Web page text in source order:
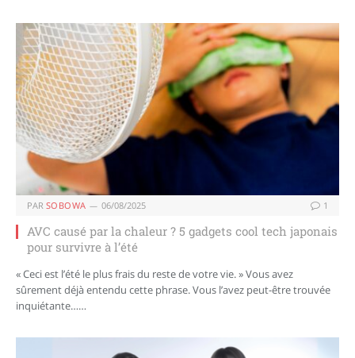
PAR SOBOWA 06/08/2025 1
AVC causé par la chaleur ? 5 gadgets cool tech japonais
pour survivre à l’été
« Ceci est l’été le plus frais du reste de votre vie. » Vous avez
sûrement déjà entendu cette phrase. Vous l’avez peut-être trouvée
inquiétante……